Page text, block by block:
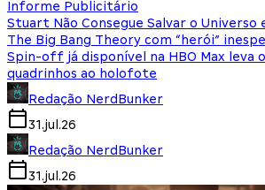
Informe Publicitário
Stuart Não Consegue Salvar o Universo
The Big Bang Theory com “herói”
Spin-off já disponível na HBO Max leva
quadrinhos ao holofote
Redação NerdBunker
31.jul.26
Redação NerdBunker
31.jul.26